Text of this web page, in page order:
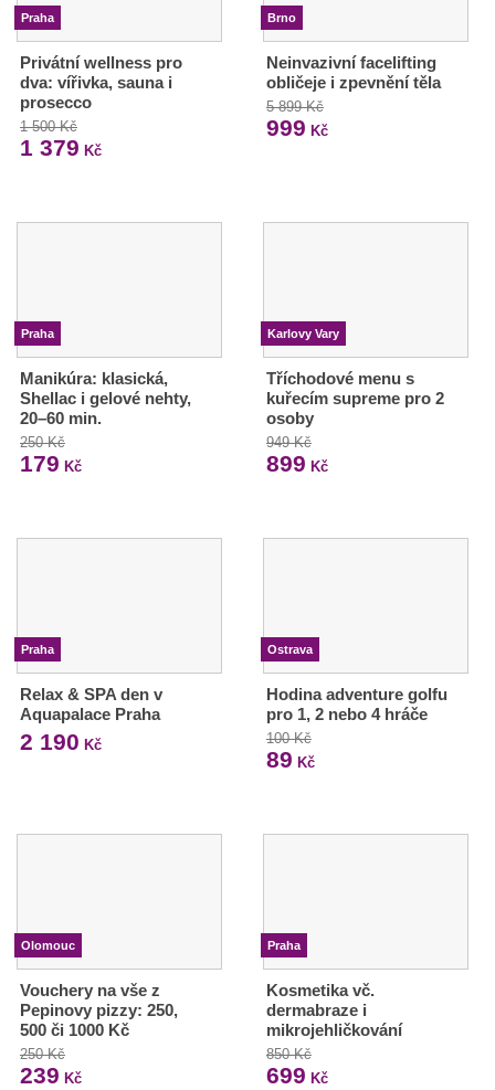
Praha
Privátní wellness pro
dva: vířivka, sauna i
prosecco
1 500 Kč
1 379 Kč
Brno
Neinvazivní facelifting
obličeje i zpevnění těla
5 899 Kč
999 Kč
Praha
Manikúra: klasická,
Shellac i gelové nehty,
20–60 min.
250 Kč
179 Kč
Karlovy Vary
Tříchodové menu s
kuřecím supreme pro 2
osoby
949 Kč
899 Kč
Praha
Relax & SPA den v
Aquapalace Praha
2 190 Kč
Ostrava
Hodina adventure golfu
pro 1, 2 nebo 4 hráče
100 Kč
89 Kč
Olomouc
Vouchery na vše z
Pepinovy pizzy: 250,
500 či 1000 Kč
250 Kč
239 Kč
Praha
Kosmetika vč.
dermabraze i
mikrojehličkování
850 Kč
699 Kč